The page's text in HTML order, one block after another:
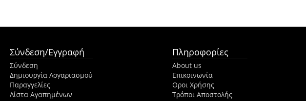
Σύνδεση/Εγγραφή
Σύνδεση
Δημιουργία Λογαριασμού
Παραγγελίες
Λίστα Αγαπημένων
Πληροφορίες
About us
Επικοινωνία
Οροι Χρήσης
Τρόποι Αποστολής